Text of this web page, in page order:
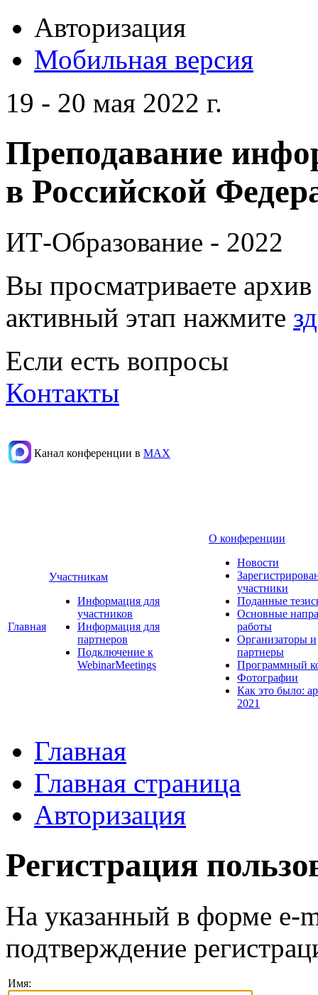
Авторизация
Мобильная версия
19 - 20 мая 2022 г.
Преподавание
в Российской
ИТ-Образование - 2022
Вы просматриваете
активный этап нажмите
Если есть вопросы
Контакты
Канал конференции в МАХ
Главная
Участникам
Информация для
участников
Информация для
партнеров
Подключение к
WebinarMeetings
О конференции
Новости
участники
Поданные
Основные
работы
Организаторы и
партнеры
Программный
Фотографии
Как это было:
2021
Главная
Главная страница
Авторизация
Регистрация
На указанный в форме e-
подтверждение
Имя: